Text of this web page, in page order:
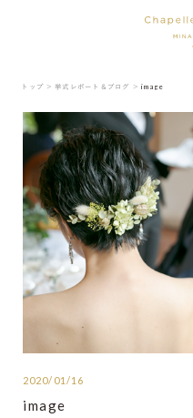
トップ ＞ 挙式レポート＆ブログ ＞ image
2020/01/16
image